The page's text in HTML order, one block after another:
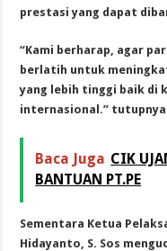
prestasi yang dapat
“Kami berharap, agar
berlatih untuk
yang lebih tinggi baik di
internasional.”
Baca Juga CIK
BANTUAN PT.PE
Sementara Ketua
Hidayanto, S. Sos